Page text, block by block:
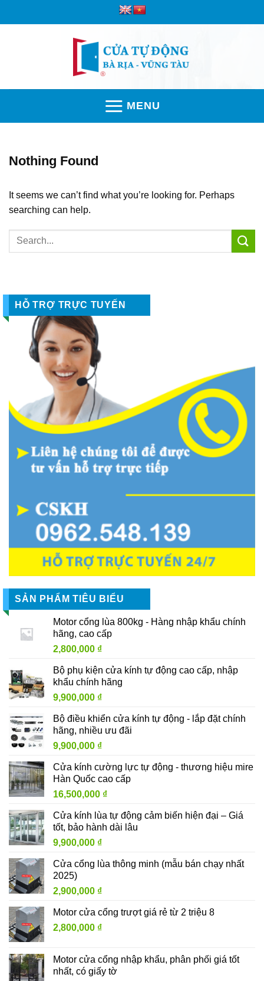
MENU
HỖ TRỢ TRỰC TUYẾN
SẢN PHẨM TIÊU BIỂU
Motor cổng lùa 800kg - Hàng nhập khẩu chính
hãng, cao cấp
2,800,000 ₫
Bộ phụ kiện cửa kính tự động cao cấp, nhập
khẩu chính hãng
9,900,000 ₫
Bộ điều khiển cửa kính tự động - lắp đặt chính
hãng, nhiều ưu đãi
9,900,000 ₫
Cửa kính cường lực tự động - thương hiệu mire
Hàn Quốc cao cấp
16,500,000 ₫
Cửa kính lùa tự động cảm biến hiện đại – Giá
tốt, bảo hành dài lâu
9,900,000 ₫
Cửa cổng lùa thông minh (mẫu bán chạy nhất
2025)
2,900,000 ₫
Motor cửa cổng trượt giá rẻ từ 2 triệu 8
2,800,000 ₫
Motor cửa cổng nhập khẩu, phân phối giá tốt
nhất, có giấy tờ
Nothing Found
It seems we can’t find what you’re looking for. Perhaps
searching can help.